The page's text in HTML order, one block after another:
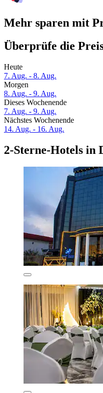
Mehr sparen mit
Überprüfe die
Heute
7. Aug. - 8. Aug.
Morgen
8. Aug. - 9. Aug.
Dieses Wochenende
7. Aug. - 9. Aug.
Nächstes Wochenende
14. Aug. - 16. Aug.
2-Sterne-Hotels in